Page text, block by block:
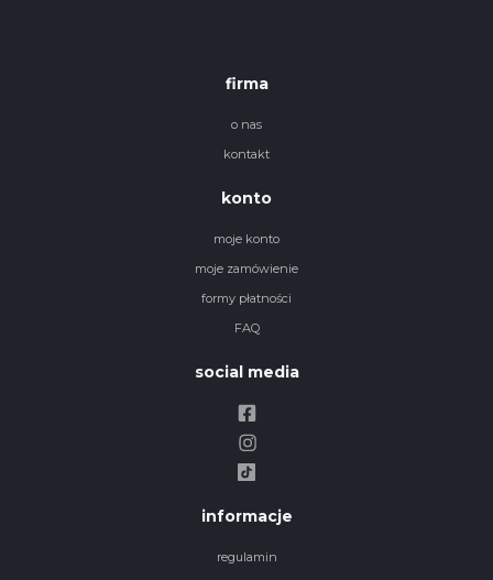
firma
o nas
kontakt
konto
moje konto
moje zamówienie
formy płatności
FAQ
social media
informacje
regulamin